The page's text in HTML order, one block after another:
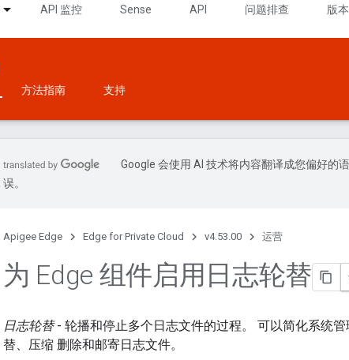
API 监控 Sense API 问题排查 版本
方法指南 支持
Google 会使用 AI 技术将内容翻译成您偏好的
误。
Apigee Edge Edge for Private Cloud v4.53.00 运营
为 Edge 组件启用日志轮替
日志轮替- 轮播和停止多个日志文件的过程。 可以简化系统
替、压缩 删除和邮寄日志文件。